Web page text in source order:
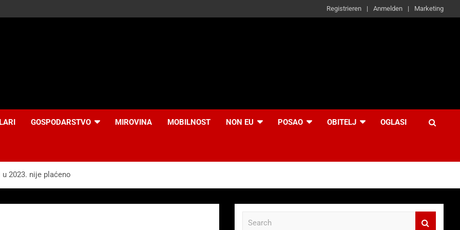
Registrieren Anmelden Marketing
GOSPODARSTVO MIROVINA MOBILNOST NON EU POSAO OBITELJ OGLASI
2023. nije plaćeno